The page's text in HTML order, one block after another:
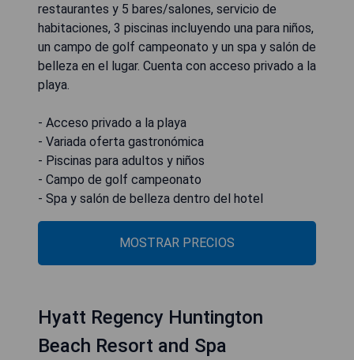
restaurantes y 5 bares/salones, servicio de
habitaciones, 3 piscinas incluyendo una para niños,
un campo de golf campeonato y un spa y salón de
belleza en el lugar. Cuenta con acceso privado a la
playa.
- Acceso privado a la playa
- Variada oferta gastronómica
- Piscinas para adultos y niños
- Campo de golf campeonato
- Spa y salón de belleza dentro del hotel
MOSTRAR PRECIOS
Hyatt Regency Huntington
Beach Resort and Spa